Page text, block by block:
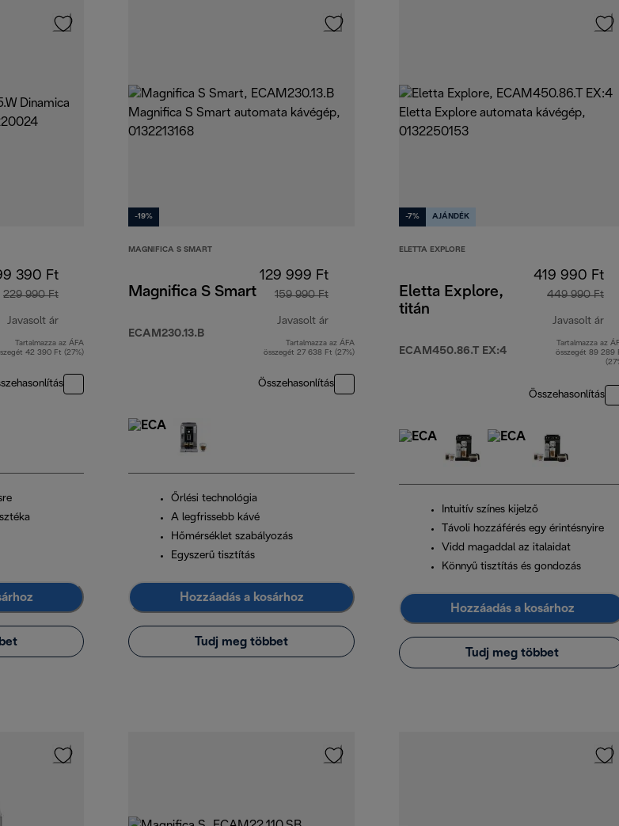
390 Ft
229 990 Ft
Javasolt ár
eredeti ár 229 990 Ft
Tartalmazza az ÁFA
42 390 Ft (27%)
-19%
MAGNIFICA S SMART
Magnifica S Smart
ECAM230.13.B
129 999 Ft
159 990 Ft
Javasolt ár
eredeti ár 159 990 Ft
Tartalmazza az ÁFA
összegét 27 638 Ft (27%)
Összehasonlítás
Őrlési technológia
A legfrissebb kávé
Hőmérséklet szabályozás
Egyszerű tisztítás
Hozzáadás a kosárhoz
Tudj meg többet
-7% AJÁNDÉK
ELETTA EXPLORE
Eletta Explore,
titán
ECAM450.86.T EX:4
419 990 Ft
449 990 Ft
Javasolt ár
Tartalmazza az
összegét 89 289
Összehasonlítás
Intuitív színes kijelző
Távoli hozzáférés egy érintésnyire
Vidd magaddal az italaidat
Könnyű tisztítás és gondozás
Hozzáadás a kosárhoz
Tudj meg többet